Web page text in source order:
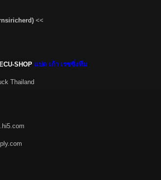
<<
ECU-SHOP แปด เก้า เรซซิ่งทีม
Thailand